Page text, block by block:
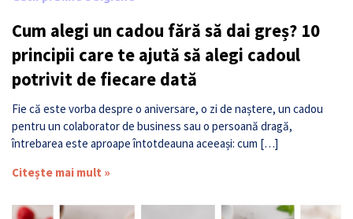
Cum alegi un cadou fără să dai greș? 10
principii care te ajută să alegi cadoul
potrivit de fiecare dată
Fie că este vorba despre o aniversare, o zi de naștere, un cadou
pentru un colaborator de business sau o persoană dragă,
întrebarea este aproape întotdeauna aceeași: cum […]
Citește mai mult »